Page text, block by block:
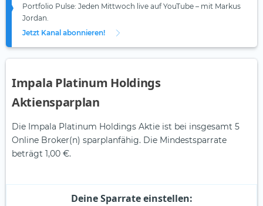
Portfolio Pulse: Jeden Mittwoch live auf YouTube – mit Markus
Jordan.
Jetzt Kanal abonnieren!
Impala Platinum Holdings
Aktiensparplan
Die Impala Platinum Holdings Aktie ist bei insgesamt 5
Online Broker(n) sparplanfähig. Die Mindestsparrate
beträgt 1,00 €.
Deine Sparrate einstellen: